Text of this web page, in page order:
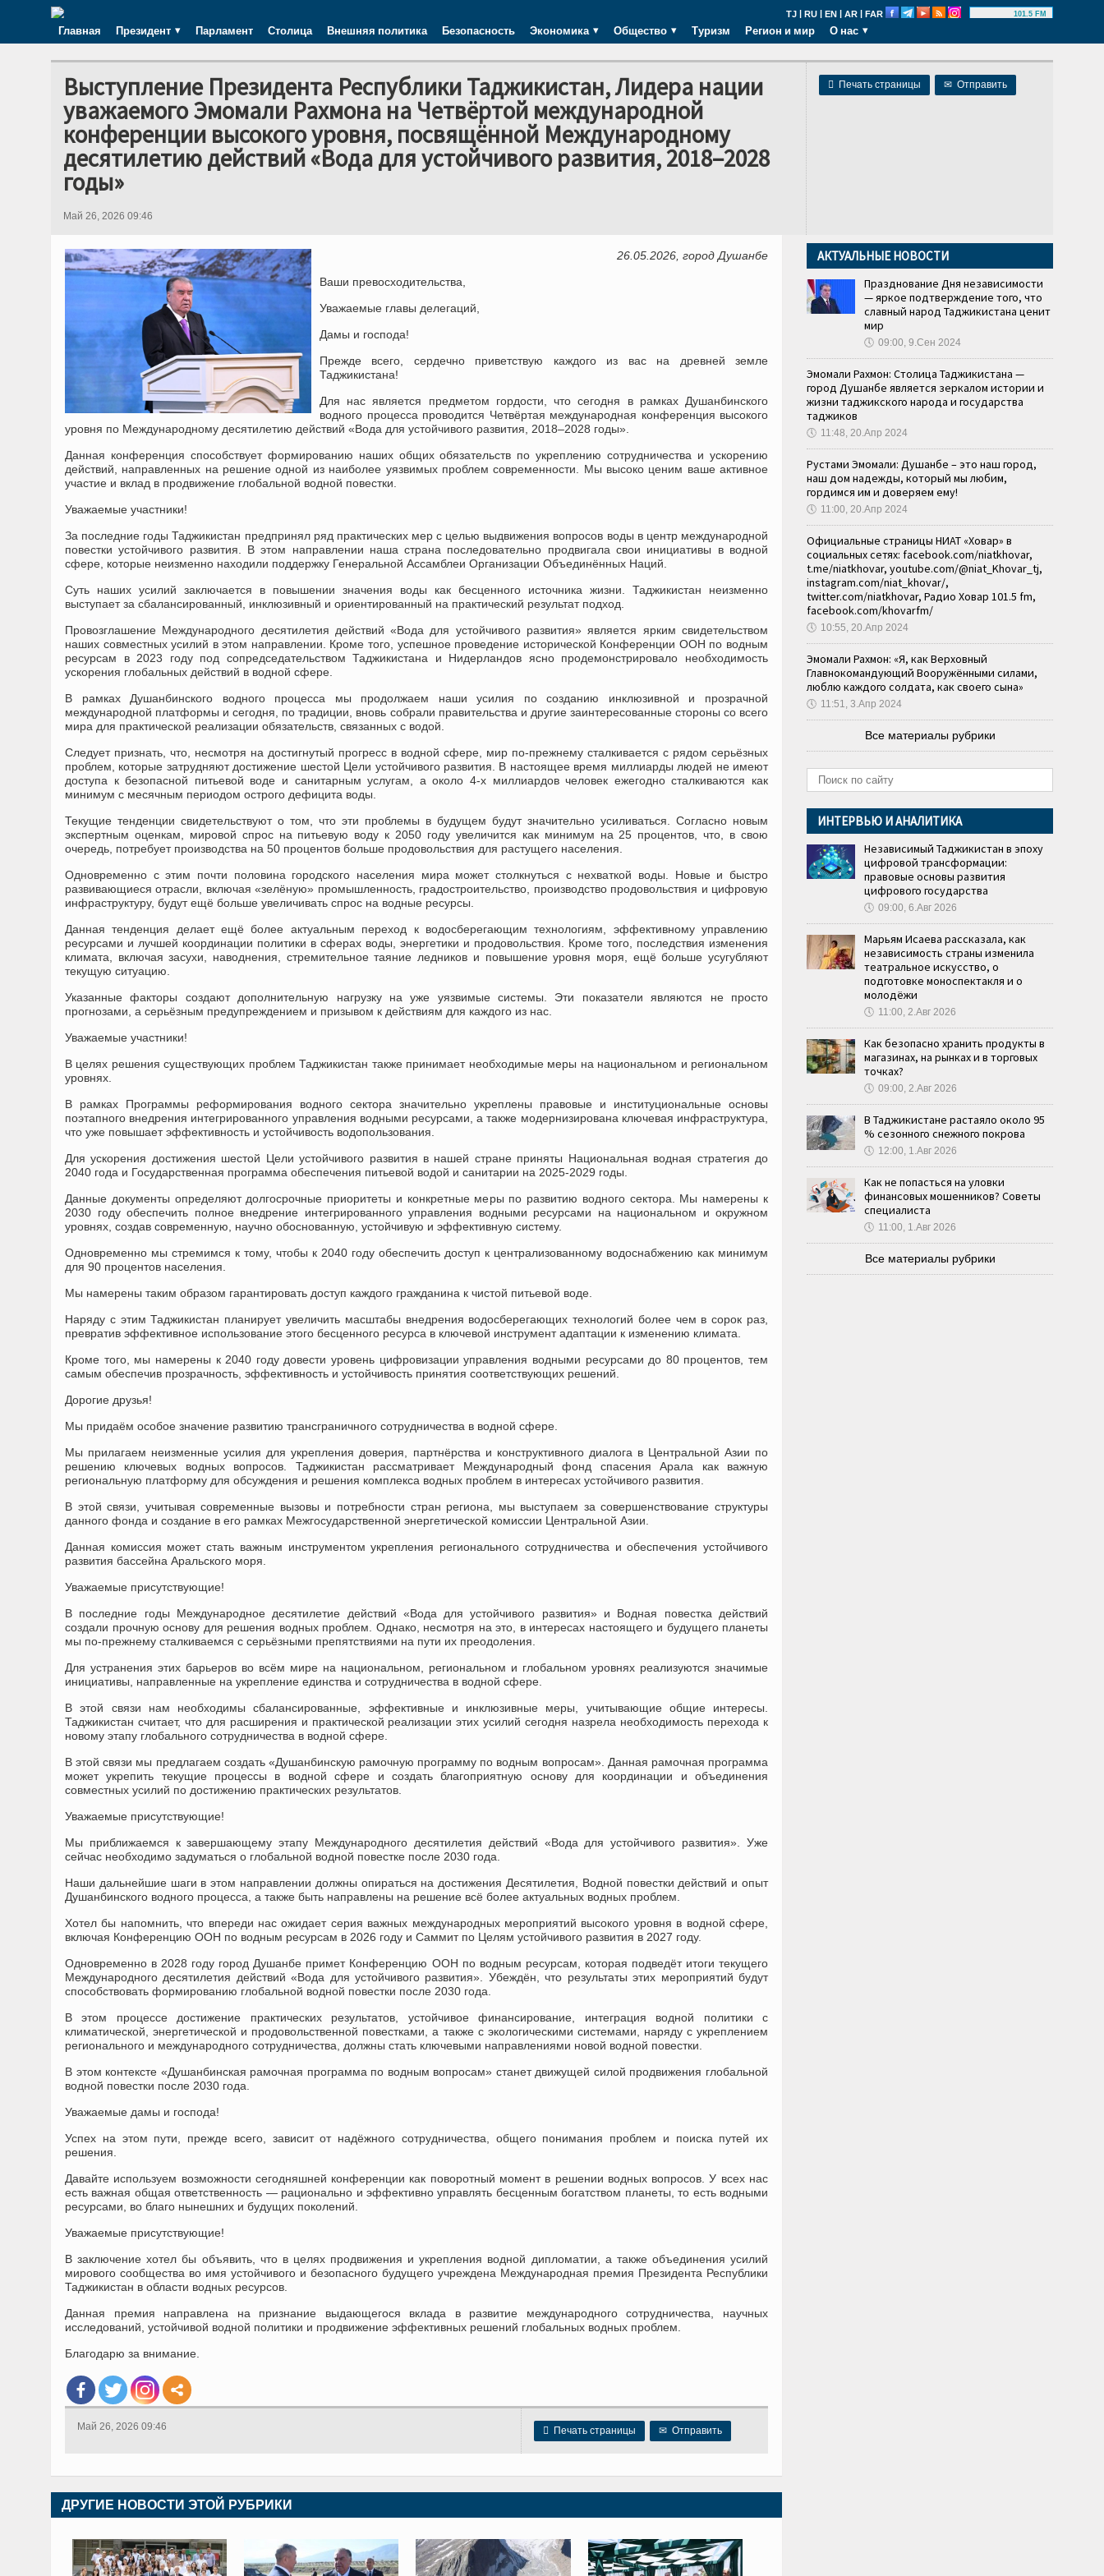
TJ | RU | EN | AR | FAR 101.5 FM
Главная Президент Парламент Столица Внешняя политика Безопасность Экономика Общество Туризм Регион и мир О нас
 Печать страницы ✉ Отправить
Выступление Президента Республики Таджикистан, Лидера нации
уважаемого Эмомали Рахмона на Четвёртой международной
конференции высокого уровня, посвящённой Международному
десятилетию действий «Вода для устойчивого развития, 2018–2028
годы»
Май 26, 2026 09:46
26.05.2026, город Душанбе
Ваши превосходительства,
Уважаемые главы делегаций,
Дамы и господа!
Прежде всего, сердечно приветствую каждого из вас на древней земле
Таджикистана!
Для нас является предметом гордости, что сегодня в рамках Душанбинского
водного процесса проводится Четвёртая международная конференция высокого
уровня по Международному десятилетию действий «Вода для устойчивого развития, 2018–2028 годы».
Данная конференция способствует формированию наших общих обязательств по укреплению сотрудничества и ускорению
действий, направленных на решение одной из наиболее уязвимых проблем современности. Мы высоко ценим ваше активное
участие и вклад в продвижение глобальной водной повестки.
Уважаемые участники!
За последние годы Таджикистан предпринял ряд практических мер с целью выдвижения вопросов воды в центр международной
повестки устойчивого развития. В этом направлении наша страна последовательно продвигала свои инициативы в водной
сфере, которые неизменно находили поддержку Генеральной Ассамблеи Организации Объединённых Наций.
Суть наших усилий заключается в повышении значения воды как бесценного источника жизни. Таджикистан неизменно
выступает за сбалансированный, инклюзивный и ориентированный на практический результат подход.
Провозглашение Международного десятилетия действий «Вода для устойчивого развития» является ярким свидетельством
наших совместных усилий в этом направлении. Кроме того, успешное проведение исторической Конференции ООН по водным
ресурсам в 2023 году под сопредседательством Таджикистана и Нидерландов ясно продемонстрировало необходимость
ускорения глобальных действий в водной сфере.
В рамках Душанбинского водного процесса мы продолжаем наши усилия по созданию инклюзивной и прозрачной
международной платформы и сегодня, по традиции, вновь собрали правительства и другие заинтересованные стороны со всего
мира для практической реализации обязательств, связанных с водой.
Следует признать, что, несмотря на достигнутый прогресс в водной сфере, мир по-прежнему сталкивается с рядом серьёзных
проблем, которые затрудняют достижение шестой Цели устойчивого развития. В настоящее время миллиарды людей не имеют
доступа к безопасной питьевой воде и санитарным услугам, а около 4-х миллиардов человек ежегодно сталкиваются как
минимум с месячным периодом острого дефицита воды.
Текущие тенденции свидетельствуют о том, что эти проблемы в будущем будут значительно усиливаться. Согласно новым
экспертным оценкам, мировой спрос на питьевую воду к 2050 году увеличится как минимум на 25 процентов, что, в свою
очередь, потребует производства на 50 процентов больше продовольствия для растущего населения.
Одновременно с этим почти половина городского населения мира может столкнуться с нехваткой воды. Новые и быстро
развивающиеся отрасли, включая «зелёную» промышленность, градостроительство, производство продовольствия и цифровую
инфраструктуру, будут ещё больше увеличивать спрос на водные ресурсы.
Данная тенденция делает ещё более актуальным переход к водосберегающим технологиям, эффективному управлению
ресурсами и лучшей координации политики в сферах воды, энергетики и продовольствия. Кроме того, последствия изменения
климата, включая засухи, наводнения, стремительное таяние ледников и повышение уровня моря, ещё больше усугубляют
текущую ситуацию.
Указанные факторы создают дополнительную нагрузку на уже уязвимые системы. Эти показатели являются не просто
прогнозами, а серьёзным предупреждением и призывом к действиям для каждого из нас.
Уважаемые участники!
В целях решения существующих проблем Таджикистан также принимает необходимые меры на национальном и региональном
уровнях.
В рамках Программы реформирования водного сектора значительно укреплены правовые и институциональные основы
поэтапного внедрения интегрированного управления водными ресурсами, а также модернизирована ключевая инфраструктура,
что уже повышает эффективность и устойчивость водопользования.
Для ускорения достижения шестой Цели устойчивого развития в нашей стране приняты Национальная водная стратегия до
2040 года и Государственная программа обеспечения питьевой водой и санитарии на 2025-2029 годы.
Данные документы определяют долгосрочные приоритеты и конкретные меры по развитию водного сектора. Мы намерены к
2030 году обеспечить полное внедрение интегрированного управления водными ресурсами на национальном и окружном
уровнях, создав современную, научно обоснованную, устойчивую и эффективную систему.
Одновременно мы стремимся к тому, чтобы к 2040 году обеспечить доступ к централизованному водоснабжению как минимум
для 90 процентов населения.
Мы намерены таким образом гарантировать доступ каждого гражданина к чистой питьевой воде.
Наряду с этим Таджикистан планирует увеличить масштабы внедрения водосберегающих технологий более чем в сорок раз,
превратив эффективное использование этого бесценного ресурса в ключевой инструмент адаптации к изменению климата.
Кроме того, мы намерены к 2040 году довести уровень цифровизации управления водными ресурсами до 80 процентов, тем
самым обеспечив прозрачность, эффективность и устойчивость принятия соответствующих решений.
Дорогие друзья!
Мы придаём особое значение развитию трансграничного сотрудничества в водной сфере.
Мы прилагаем неизменные усилия для укрепления доверия, партнёрства и конструктивного диалога в Центральной Азии по
решению ключевых водных вопросов. Таджикистан рассматривает Международный фонд спасения Арала как важную
региональную платформу для обсуждения и решения комплекса водных проблем в интересах устойчивого развития.
В этой связи, учитывая современные вызовы и потребности стран региона, мы выступаем за совершенствование структуры
данного фонда и создание в его рамках Межгосударственной энергетической комиссии Центральной Азии.
Данная комиссия может стать важным инструментом укрепления регионального сотрудничества и обеспечения устойчивого
развития бассейна Аральского моря.
Уважаемые присутствующие!
В последние годы Международное десятилетие действий «Вода для устойчивого развития» и Водная повестка действий
создали прочную основу для решения водных проблем. Однако, несмотря на это, в интересах настоящего и будущего планеты
мы по-прежнему сталкиваемся с серьёзными препятствиями на пути их преодоления.
Для устранения этих барьеров во всём мире на национальном, региональном и глобальном уровнях реализуются значимые
инициативы, направленные на укрепление единства и сотрудничества в водной сфере.
В этой связи нам необходимы сбалансированные, эффективные и инклюзивные меры, учитывающие общие интересы.
Таджикистан считает, что для расширения и практической реализации этих усилий сегодня назрела необходимость перехода к
новому этапу глобального сотрудничества в водной сфере.
В этой связи мы предлагаем создать «Душанбинскую рамочную программу по водным вопросам». Данная рамочная программа
может укрепить текущие процессы в водной сфере и создать благоприятную основу для координации и объединения
совместных усилий по достижению практических результатов.
Уважаемые присутствующие!
Мы приближаемся к завершающему этапу Международного десятилетия действий «Вода для устойчивого развития». Уже
сейчас необходимо задуматься о глобальной водной повестке после 2030 года.
Наши дальнейшие шаги в этом направлении должны опираться на достижения Десятилетия, Водной повестки действий и опыт
Душанбинского водного процесса, а также быть направлены на решение всё более актуальных водных проблем.
Хотел бы напомнить, что впереди нас ожидает серия важных международных мероприятий высокого уровня в водной сфере,
включая Конференцию ООН по водным ресурсам в 2026 году и Саммит по Целям устойчивого развития в 2027 году.
Одновременно в 2028 году город Душанбе примет Конференцию ООН по водным ресурсам, которая подведёт итоги текущего
Международного десятилетия действий «Вода для устойчивого развития». Убеждён, что результаты этих мероприятий будут
способствовать формированию глобальной водной повестки после 2030 года.
В этом процессе достижение практических результатов, устойчивое финансирование, интеграция водной политики с
климатической, энергетической и продовольственной повестками, а также с экологическими системами, наряду с укреплением
регионального и международного сотрудничества, должны стать ключевыми направлениями новой водной повестки.
В этом контексте «Душанбинская рамочная программа по водным вопросам» станет движущей силой продвижения глобальной
водной повестки после 2030 года.
Уважаемые дамы и господа!
Успех на этом пути, прежде всего, зависит от надёжного сотрудничества, общего понимания проблем и поиска путей их
решения.
Давайте используем возможности сегодняшней конференции как поворотный момент в решении водных вопросов. У всех нас
есть важная общая ответственность — рационально и эффективно управлять бесценным богатством планеты, то есть водными
ресурсами, во благо нынешних и будущих поколений.
Уважаемые присутствующие!
В заключение хотел бы объявить, что в целях продвижения и укрепления водной дипломатии, а также объединения усилий
мирового сообщества во имя устойчивого и безопасного будущего учреждена Международная премия Президента Республики
Таджикистан в области водных ресурсов.
Данная премия направлена на признание выдающегося вклада в развитие международного сотрудничества, научных
исследований, устойчивой водной политики и продвижение эффективных решений глобальных водных проблем.
Благодарю за внимание.
 Печать страницы ✉ Отправить
Май 26, 2026 09:46
ДРУГИЕ НОВОСТИ ЭТОЙ РУБРИКИ
АКТУАЛЬНЫЕ НОВОСТИ
Празднование Дня независимости
— яркое подтверждение того, что
славный народ Таджикистана ценит
мир
🕔 09:00, 9.Сен 2024
Эмомали Рахмон: Столица Таджикистана —
город Душанбе является зеркалом истории и
жизни таджикского народа и государства
таджиков
🕔 11:48, 20.Апр 2024
Рустами Эмомали: Душанбе – это наш город,
наш дом надежды, который мы любим,
гордимся им и доверяем ему!
🕔 11:00, 20.Апр 2024
Официальные страницы НИАТ «Ховар» в
социальных сетях: facebook.com/niatkhovar,
t.me/niatkhovar, youtube.com/@niat_Khovar_tj,
instagram.com/niat_khovar/,
twitter.com/niatkhovar, Радио Ховар 101.5 fm,
facebook.com/khovarfm/
🕔 10:55, 20.Апр 2024
Эмомали Рахмон: «Я, как Верховный
Главнокомандующий Вооружёнными силами,
люблю каждого солдата, как своего сына»
🕔 11:51, 3.Апр 2024
Все материалы рубрики
ИНТЕРВЬЮ И АНАЛИТИКА
Независимый Таджикистан в эпоху
цифровой трансформации:
правовые основы развития
цифрового государства
🕔 09:00, 6.Авг 2026
Марьям Исаева рассказала, как
независимость страны изменила
театральное искусство, о
подготовке моноспектакля и о
молодёжи
🕔 11:00, 2.Авг 2026
Как безопасно хранить продукты в
магазинах, на рынках и в торговых
точках?
🕔 09:00, 2.Авг 2026
В Таджикистане растаяло около 95
% сезонного снежного покрова
🕔 12:00, 1.Авг 2026
Как не попасться на уловки
финансовых мошенников? Советы
специалиста
🕔 11:00, 1.Авг 2026
Все материалы рубрики